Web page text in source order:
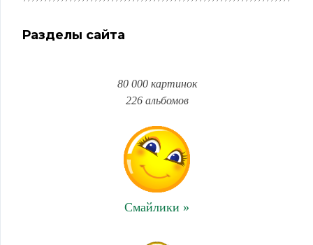
Разделы сайта
80 000 картинок
226 альбомов
Смайлики »